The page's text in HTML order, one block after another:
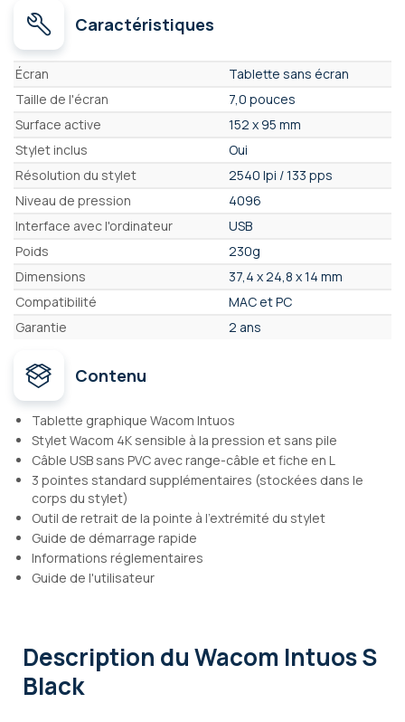
Caractéristiques
Caractéristiques
Écran
Tablette sans écran
Taille de l'écran
7,0 pouces
Surface active
152 x 95 mm
Stylet inclus
Oui
Résolution du stylet
2540 lpi / 133 pps
Niveau de pression
4096
Interface avec l'ordinateur
USB
Poids
230g
Dimensions
37,4 x 24,8 x 14 mm
Compatibilité
MAC et PC
Garantie
2 ans
Contenu
Tablette graphique Wacom Intuos
Stylet Wacom 4K sensible à la pression et sans pile
Câble USB sans PVC avec range-câble et fiche en L
3 pointes standard supplémentaires (stockées dans le
corps du stylet)
Outil de retrait de la pointe à l'extrémité du stylet
Guide de démarrage rapide
Informations réglementaires
Guide de l'utilisateur
Description du Wacom Intuos S
Black